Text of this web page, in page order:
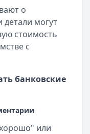
о
детали могут
стоимость
с
банковские
или